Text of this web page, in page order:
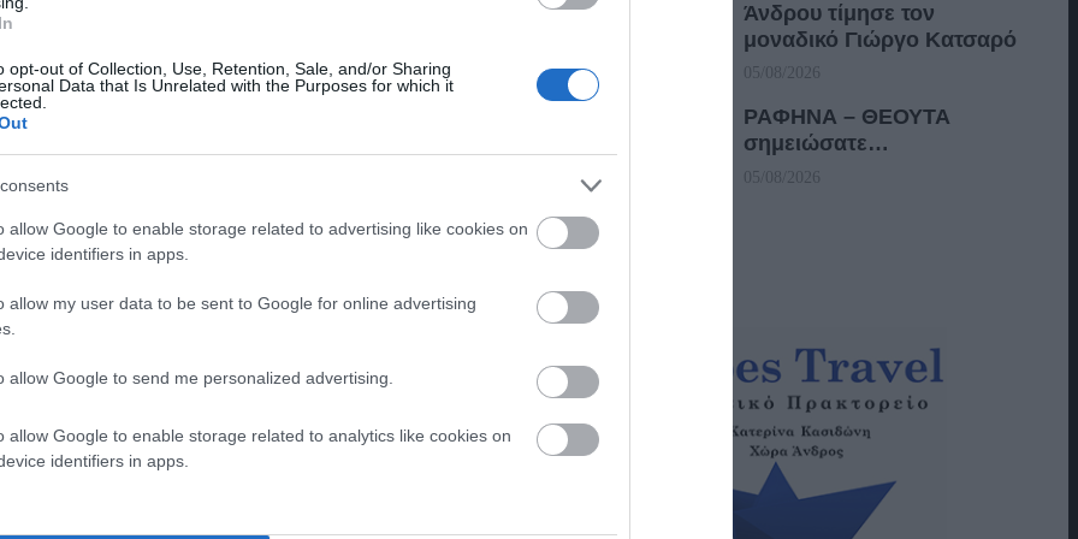
opt-out of Collection, Use, Retention, Sale, and/or Sharing
Data that Is Unrelated with the Purposes for which it
allow Google to enable storage related to advertising like cookies on
identifiers in apps.
allow my user data to be sent to Google for online advertising
allow Google to send me personalized advertising.
allow Google to enable storage related to analytics like cookies on
identifiers in apps.
σημάδι συναινετικής πολιτικής και σε τίποτα.
10 χρόνια που διοίκησε, αντιπολιτεύτηκε και
πρώην δημάρχου, αλλά άνευ αντικρίσματος και σε
πολιτικών προτάσεων ή και πραγματικά
στο “δούναι και λαβείν” και “εν τη παλάμη
βλέπει το τώρα και αδιαφορεί για το αύριο. Που
για τα έργα του μέλλοντος και για την Καΐρειο
ελάχιστα ξέρει και ελάχιστα ενδιαφέρεται. Ας
πρώην δημάρχου τι περιέχει, τι ψηφιοποιήθηκε και
100 μέρες – και δεν έχει ακόμα σκεφτεί με ποια
Πλήθος οι συνεργάτες, που έχουν διοριστεί σε πάρα
παρατρεχάμενοι κλπ. Τόσες πολλές βλέπετε
Άνδρου τίμησε τον
μοναδικό Γιώργο Κατσαρό
05/08/2026
ΡΑΦΗΝΑ – ΘΕΟΥΤΑ
σημειώσατε…
05/08/2026